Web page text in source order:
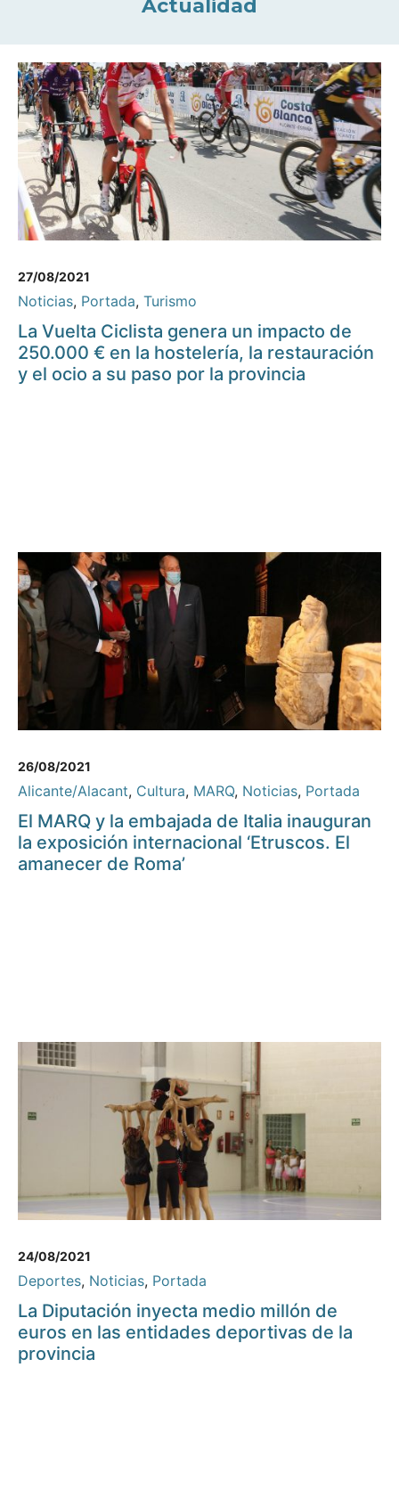
Actualidad
27/08/2021
Noticias, Portada, Turismo
La Vuelta Ciclista genera un impacto de
250.000 € en la hostelería, la restauración
y el ocio a su paso por la provincia
26/08/2021
Alicante/Alacant, Cultura, MARQ, Noticias, Portada
El MARQ y la embajada de Italia inauguran
la exposición internacional ‘Etruscos. El
amanecer de Roma’
24/08/2021
Deportes, Noticias, Portada
La Diputación inyecta medio millón de
euros en las entidades deportivas de la
provincia